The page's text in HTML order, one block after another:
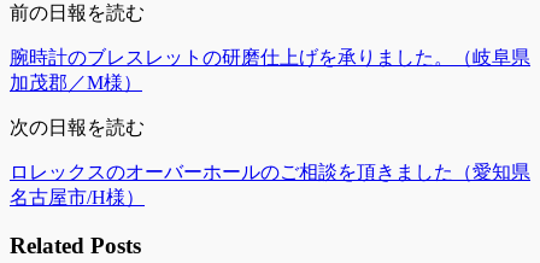
前の日報を読む
腕時計のブレスレットの研磨仕上げを承りました。（岐阜県
加茂郡／M様）
次の日報を読む
ロレックスのオーバーホールのご相談を頂きました（愛知県
名古屋市/H様）
Related Posts